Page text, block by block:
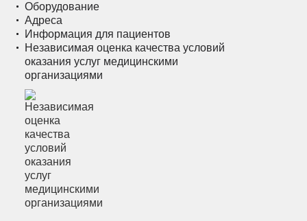
Оборудование
Адреса
Информация для пациентов
Независимая оценка качества условий
оказания услуг медицинскими
организациями